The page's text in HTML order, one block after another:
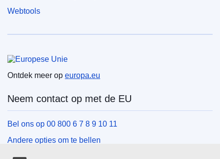
Webtools
Ontdek meer op europa.eu
Neem contact op met de EU
Bel ons op 00 800 6 7 8 9 10 11
Andere opties om te bellen
Schrijf ons via het contactformulier